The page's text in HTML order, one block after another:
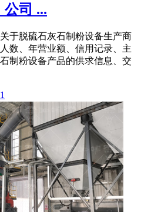
司 ...
于脱硫石灰石制粉设备生产商
数、年营业额、信用记录、主
制粉设备产品的供求信息、交